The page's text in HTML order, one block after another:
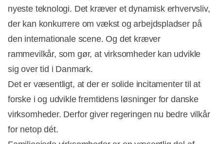
nyeste teknologi. Det kræver et dynamisk erhvervsliv,
der kan konkurrere om vækst og arbejdspladser på
den internationale scene. Og det kræver
rammevilkår, som gør, at virksomheder kan udvikle
sig over tid i Danmark.
Det er væsentligt, at der er solide incitamenter til at
forske i og udvikle fremtidens løsninger for danske
virksomheder. Derfor giver regeringen nu bedre vilkår
for netop dét.